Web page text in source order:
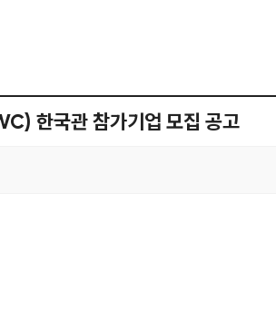
한국관 참가기업 모집 공고